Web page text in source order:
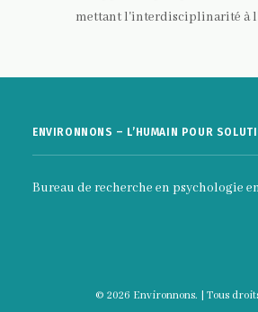
mettant l'interdisciplinarité à
ENVIRONNONS – L’HUMAIN POUR
Bureau de recherche en psychologie
© 2026 Environnons. | Tous